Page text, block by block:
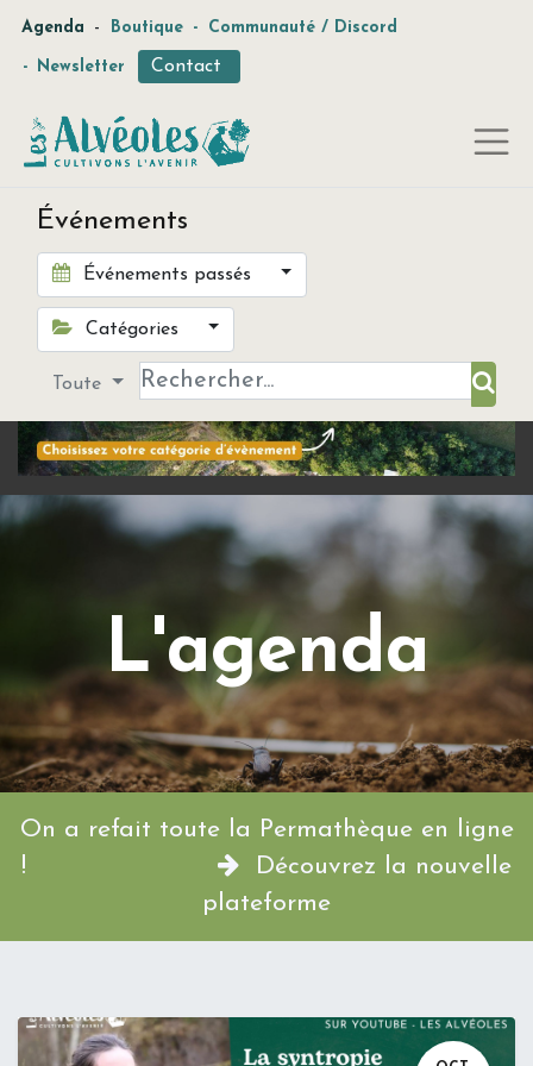
Agenda - Boutique - Communauté / Discord
- Newsletter Contact
Événements
Événements passés
Catégories
Toute
L'agenda
On a refait toute la Permathèque en ligne
!
Découvrez la nouvelle
plateforme